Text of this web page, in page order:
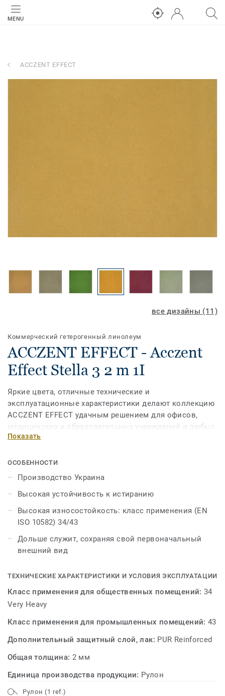
MENU
ACCZENT EFFECT
все дизайны (11)
Коммерческий гетерогенный линолеум
ACCZENT EFFECT - Acczent
Effect Stella 3 2 m 1I
Яркие цвета, отличные технические и
эксплуатационные характеристики делают коллекцию
ACCZENT EFFECT удачным решением для офисов,
медицинских и образовательных учреждений и любых
помещений с большой нагрузкой, где необходимо
использования фталатов и основано на
альтернативных пластификаторов, которые могут
использоваться для производства детских игрушек,
упаковки для еды и медицинского оборудования.
Продукт получил украинские и международные
сертификаты соответствия, подтверждающие его
Показать
ОСОБЕННОСТИ
Производство Украина
Высокая устойчивость к истиранию
Высокая износостойкость: класс применения (EN
ISO 10582) 34/43
Дольше служит, сохраняя свой первоначальный
внешний вид
ТЕХНИЧЕСКИЕ ХАРАКТЕРИСТИКИ И УСЛОВИЯ ЭКСПЛУАТАЦИИ
Класс применения для общественных помещений:34
Very Heavy
Класс применения для промышленных помещений:43
Дополнительный защитный слой, лак: PUR Reinforced
Общая толщина: 2 мм
Единица производства продукции: Рулон
Рулон (1 ref.)